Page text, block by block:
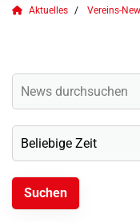
Aktuelles Vereins-